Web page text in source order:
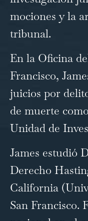
mociones y la
tribunal.
En la Oficina
Francisco,
juicios por
de muerte
Unidad de
James estudió
Derecho
California
San Francisco.